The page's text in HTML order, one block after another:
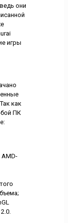
они
игры
как
ПК
AMD-